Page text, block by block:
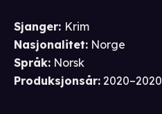
Sjanger: Krim
Nasjonalitet: Norge
Språk: Norsk
Produksjonsår: 2020–2020